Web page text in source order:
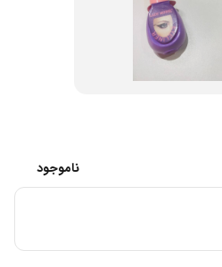
ناموجود